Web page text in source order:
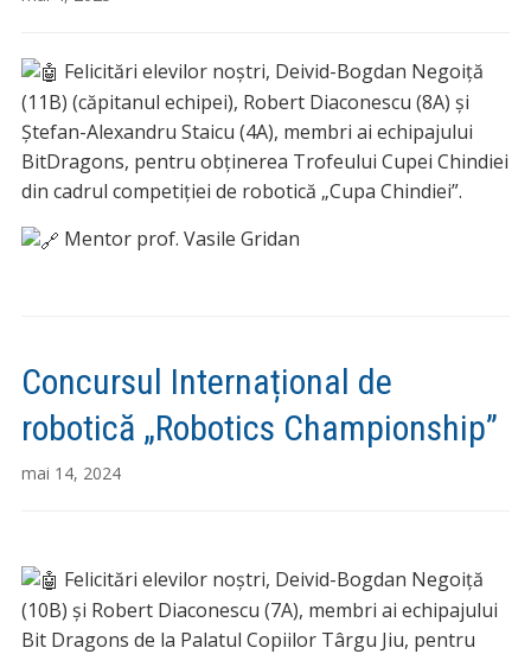
Felicitări elevilor noștri, Deivid-Bogdan Negoiță
(11B) (căpitanul echipei), Robert Diaconescu (8A) și
Ștefan-Alexandru Staicu (4A), membri ai echipajului
BitDragons, pentru obținerea Trofeului Cupei Chindiei
din cadrul competiției de robotică „Cupa Chindiei”.
Mentor prof. Vasile Gridan
Concursul Internațional de
robotică „Robotics Championship”
mai 14, 2024
Felicitări elevilor noștri, Deivid-Bogdan Negoiță
(10B) și Robert Diaconescu (7A), membri ai echipajului
Bit Dragons de la Palatul Copiilor Târgu Jiu, pentru